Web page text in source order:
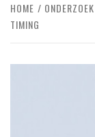
HOME ONDERZOEK
TIMING